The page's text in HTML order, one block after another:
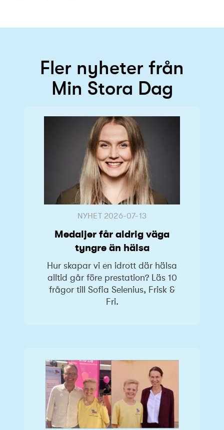
Fler nyheter från
Min Stora Dag
NYHET 2026-07-13
Medaljer får aldrig väga
tyngre än hälsa
Hur skapar vi en idrott där hälsa
alltid går före prestation? Läs 10
frågor till Sofia Selenius, Frisk &
Fri.